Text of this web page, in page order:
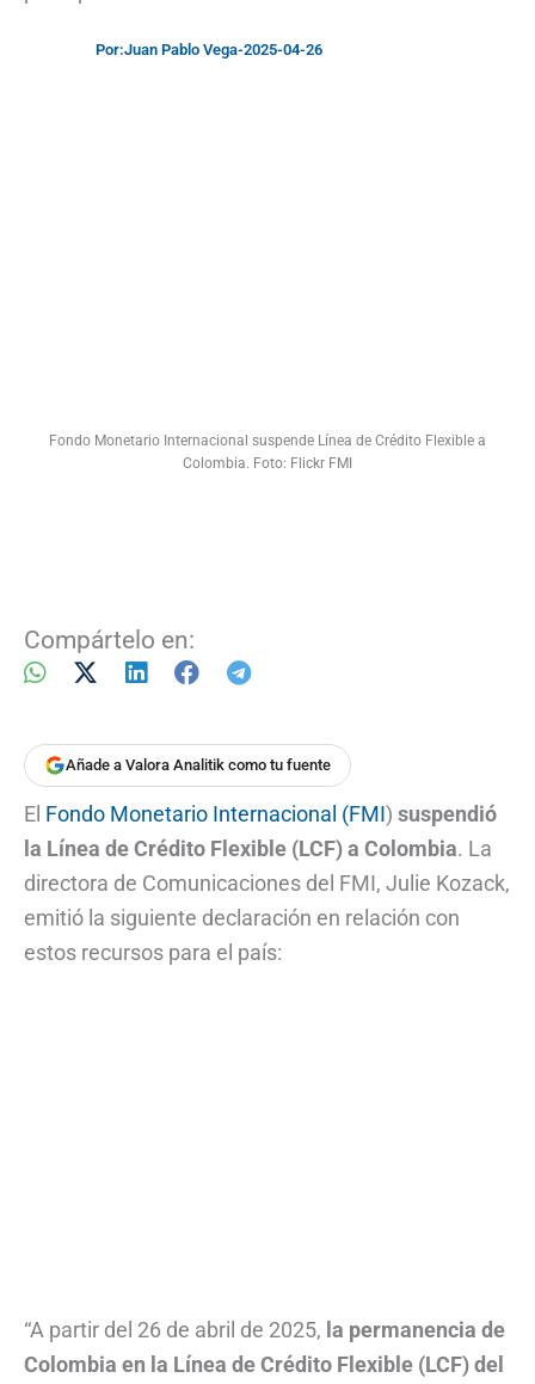
Por:Juan Pablo Vega-2025-04-26
Fondo Monetario Internacional suspende Línea de Crédito Flexible a
Colombia. Foto: Flickr FMI
Compártelo en:
Añade a Valora Analitik como tu fuente
El Fondo Monetario Internacional (FMI) suspendió
la Línea de Crédito Flexible (LCF) a Colombia. La
directora de Comunicaciones del FMI, Julie Kozack,
emitió la siguiente declaración en relación con
estos recursos para el país:
“A partir del 26 de abril de 2025, la permanencia de
Colombia en la Línea de Crédito Flexible (LCF) del